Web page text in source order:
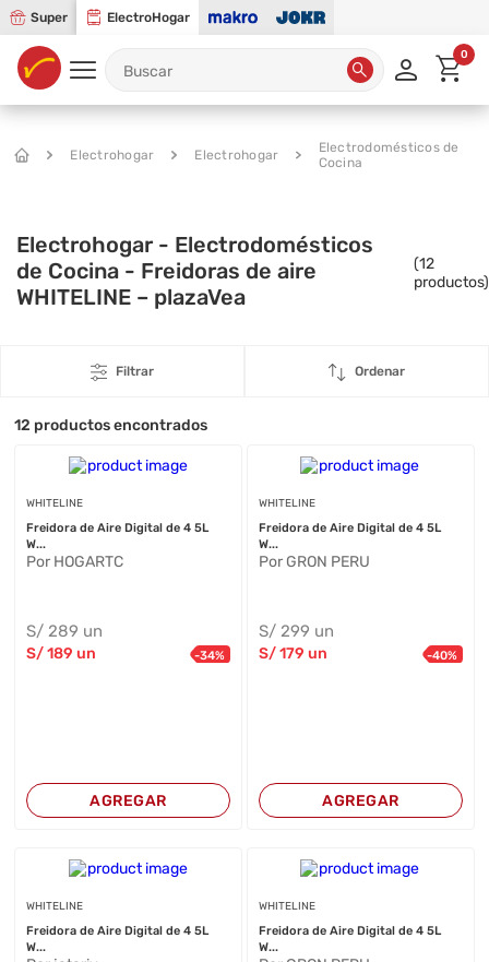
Super ElectroHogar
0
Electrohogar Electrohogar
Electrodomésticos de
Cocina
Electrohogar - Electrodomésticos
de Cocina - Freidoras de aire
WHITELINE – plazaVea
(12
productos)
Filtrar Ordenar
12 productos encontrados
WHITELINE
Freidora de Aire Digital de 4 5L
W...
Por HOGARTC
S/289 un
S/189 un -34%
AGREGAR
WHITELINE
Freidora de Aire Digital de 4 5L
W...
Por GRON PERU
S/ 299 un
S/179 un -40%
AGREGAR
WHITELINE
Freidora de Aire Digital de 4 5L
W...
WHITELINE
Freidora de Aire Digital de 4 5L
W...